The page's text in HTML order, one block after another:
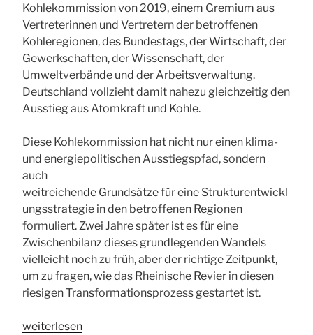
Kohlekommission von 2019, einem Gremium aus
Vertreterinnen und Vertretern der betroffenen
Kohleregionen, des Bundestags, der Wirtschaft, der
Gewerkschaften, der Wissenschaft, der
Umweltverbände und der Arbeitsverwaltung.
Deutschland vollzieht damit nahezu gleichzeitig den
Ausstieg aus Atomkraft und Kohle.
Diese Kohlekommission hat nicht nur einen klima-
und energiepolitischen Ausstiegspfad, sondern
auch
weitreichende Grundsätze für eine Strukturentwickl
ungsstrategie in den betroffenen Regionen
formuliert. Zwei Jahre später ist es für eine
Zwischenbilanz dieses grundlegenden Wandels
vielleicht noch zu früh, aber der richtige Zeitpunkt,
um zu fragen, wie das Rheinische Revier in diesen
riesigen Transformationsprozess gestartet ist.
„GfS-
weiterlesen